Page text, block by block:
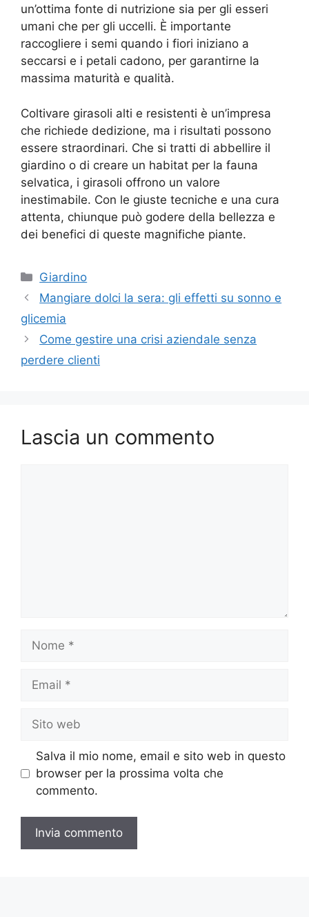
un’ottima fonte di nutrizione sia per gli esseri
umani che per gli uccelli. È importante
raccogliere i semi quando i fiori iniziano a
seccarsi e i petali cadono, per garantirne la
massima maturità e qualità.
Coltivare girasoli alti e resistenti è un’impresa
che richiede dedizione, ma i risultati possono
essere straordinari. Che si tratti di abbellire il
giardino o di creare un habitat per la fauna
selvatica, i girasoli offrono un valore
inestimabile. Con le giuste tecniche e una cura
attenta, chiunque può godere della bellezza e
dei benefici di queste magnifiche piante.
Categorie
Giardino
Mangiare dolci la sera: gli effetti su sonno e
glicemia
Come gestire una crisi aziendale senza
perdere clienti
Lascia un commento
web
Salva il mio nome, email e sito web in questo
browser per la prossima volta che
commento.